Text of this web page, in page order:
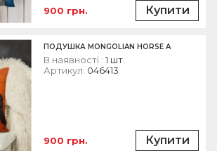
900 грн. Купити
В наявності : 1 шт.
Артикул: 046413
ПОДУШКА MONGOLIAN HORSE A
900 грн. Купити